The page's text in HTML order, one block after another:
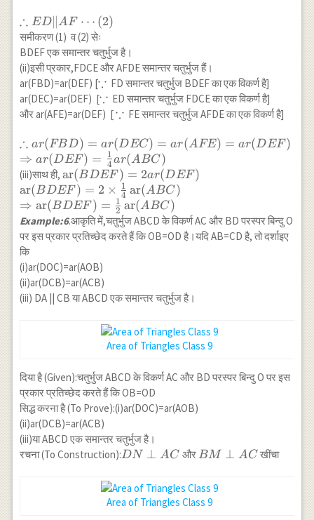
\therefore
ED \| AF
\cdots(2)
∴ ED∥AF ⋯ (2)
समीकरण (1) व (2) सेः
BDEF एक समान्तर चतुर्भुज है।
(ii)इसी प्रकार,FDCE और AFDE समान्तर चतुर्भुज हैं।
ar(FBD)=ar(DEF) [\because
∵FD समान्तर चतुर्भुज BDEF का एक विकर्ण है]
ar(DEC)=ar(DEF) [\because
∵ED समान्तर चतुर्भुज FDCE का एक विकर्ण है]
और ar(AFE)=ar(DEF) [\because
∵FE समान्तर चतुर्भुज AFDE का एक विकर्ण है]
\therefore
ar(FBD)=ar(DEC)=ar(AFE)=ar(DEF)
\\ \Rightarrow ar(DEF)=\frac{1}{4}
ar(ABC)
∴ ar(FBD) = ar(DEC) = ar(AFE) = ar(DEF )
⇒ ar(DEF ) = 4
1 ar(ABC)
(iii)साथ ही, \operatorname{ar}
(BDEF)=2ar(DEF)
\\
\operatorname{ar}
(BDEF)=2 \times
\frac{1}{4}
\operatorname{ar}
(ABC) \\
\Rightarrow
\operatorname{ar}
(BDEF)=\frac{1}
\operatorname{ar}
ar(BDEF ) = 2ar(DEF )
ar(BDEF ) = 2 × 4
1 ar(ABC)
⇒ ar(BDEF ) = 2
1 ar(ABC)
Example:6.आकृति में,चतुर्भुज ABCD के विकर्ण AC और BD परस्पर बिन्दु O
पर इस प्रकार प्रतिच्छेद करते हैं कि OB=OD है।यदि AB=CD है, तो दर्शाइए
कि
(i)ar(DOC)=ar(AOB)
(ii)ar(DCB)=ar(ACB)
(iii) DA || CB या ABCD एक समान्तर चतुर्भुज है।
Area of Triangles Class 9
दिया है (Given):चतुर्भुज ABCD के विकर्ण AC और BD परस्पर बिन्दु O पर इस
प्रकार प्रतिच्छेद करते हैं कि OB=OD
सिद्ध करना है (To Prove):(i)ar(DOC)=ar(AOB)
(ii)ar(DCB)=ar(ACB)
(iii)या ABCD एक समान्तर चतुर्भुज है।
रचना (To Construction):DN
AC
DN ⊥ AC औरB M
AC
BM ⊥ AC खींचा
Area of Triangles Class 9